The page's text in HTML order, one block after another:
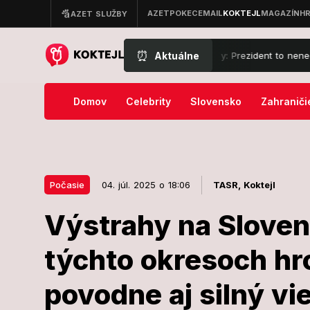
⏰ Aktuálne
súd prekazil Trumpovy veľké plány: Prezident to nenechal len
Domov Celebrity Slovensko
Počasie 04. júl. 2025 o 18:06 TASR, Koktejl
Výstrahy na
týchto okresoch
povodne aj silný
Počasie
Výstrahy na